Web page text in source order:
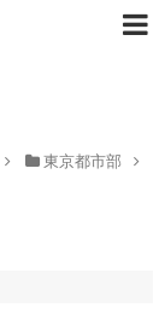
東京都市部